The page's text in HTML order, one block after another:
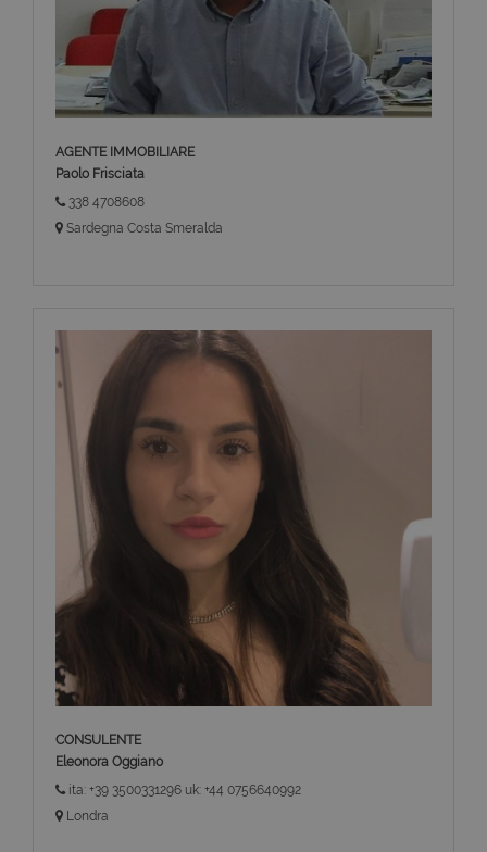
AGENTE IMMOBILIARE
Paolo Frisciata
338 4708608
Sardegna Costa Smeralda
CONSULENTE
Eleonora Oggiano
ita: +39 3500331296 uk: +44 0756640992
Londra